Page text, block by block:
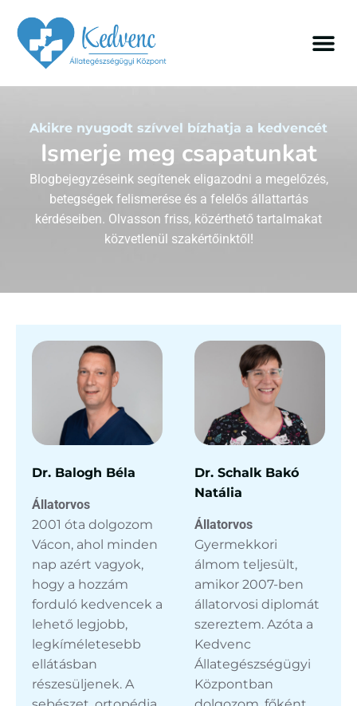
Akikre nyugodt szívvel bízhatja a kedvencét
Ismerje meg csapatunkat
Blogbejegyzéseink segítenek eligazodni a megelőzés,
betegségek felismerése és a felelős állattartás
kérdéseiben. Olvasson friss, közérthető tartalmakat
közvetlenül szakértőinktől!
Dr. Balogh Béla
Állatorvos
2001 óta dolgozom
Vácon, ahol minden
nap azért vagyok,
hogy a hozzám
forduló kedvencek a
lehető legjobb,
legkíméletesebb
ellátásban
részesüljenek. A
Dr. Schalk Bakó
Natália
Állatorvos
Gyermekkori
álmom teljesült,
amikor 2007-ben
állatorvosi diplomát
szereztem. Azóta a
Kedvenc
Állategészségügyi
Központban